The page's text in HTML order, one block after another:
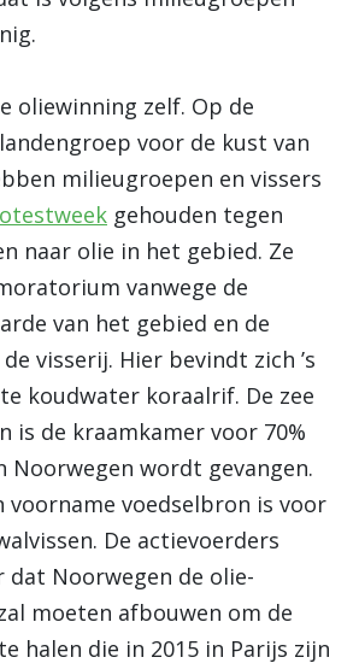
oliewinning zelf. Op de
voor de kust van
milieugroepen en vissers
gehouden tegen
naar olie in het gebied. Ze
vanwege de
van het gebied en de
visserij. Hier bevindt zich ’s
koudwater koraalrif. De zee
is de kraamkamer voor 70%
Noorwegen wordt gevangen.
voorname voedselbron is voor
De actievoerders
dat Noorwegen de olie-
moeten afbouwen om de
halen die in 2015 in Parijs zijn